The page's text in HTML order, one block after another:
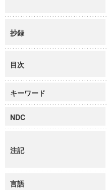
抄録
目次
キーワード
NDC
注記
言語